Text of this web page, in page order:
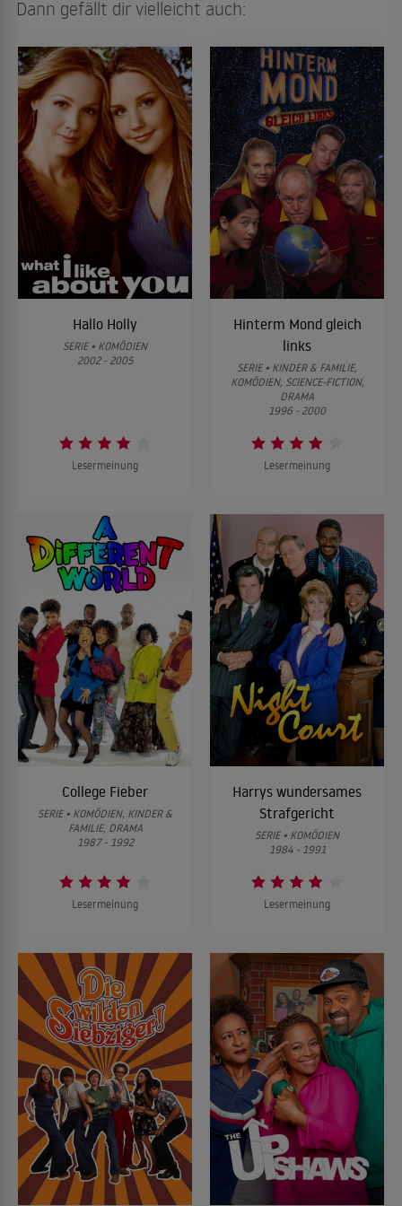
Dann gefällt dir vielleicht auch:
Hallo Holly
SERIE • KOMÖDIEN
2002 - 2005
Lesermeinung
Hinterm Mond gleich
links
SERIE • KINDER & FAMILIE,
KOMÖDIEN, SCIENCE-FICTION,
DRAMA
1996 - 2000
Lesermeinung
College Fieber
SERIE • KOMÖDIEN, KINDER &
FAMILIE, DRAMA
1987 - 1992
Lesermeinung
Harrys wundersames
Strafgericht
SERIE • KOMÖDIEN
1984 - 1991
Lesermeinung